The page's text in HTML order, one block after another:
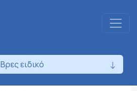
Βρες ειδικό